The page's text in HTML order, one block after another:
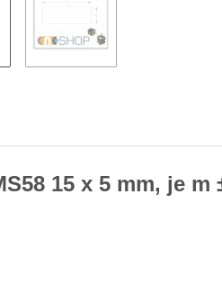
15 x 5 mm, je m